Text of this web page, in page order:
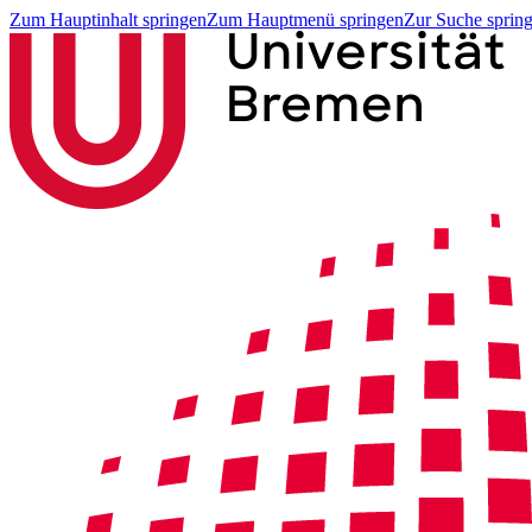
Zum Hauptinhalt springenZum Hauptmenü springenZur Suche